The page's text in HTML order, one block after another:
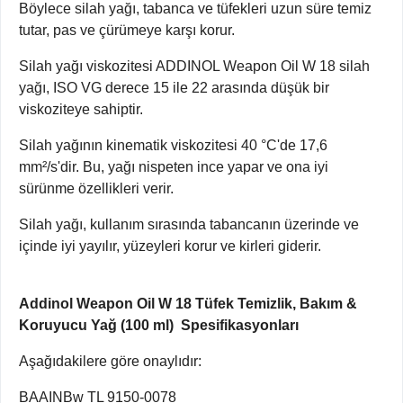
Böylece silah yağı, tabanca ve tüfekleri uzun süre temiz
tutar, pas ve çürümeye karşı korur.
Silah yağı viskozitesi ADDINOL Weapon Oil W 18 silah
yağı, ISO VG derece 15 ile 22 arasında düşük bir
viskoziteye sahiptir.
Silah yağının kinematik viskozitesi 40 °C'de 17,6
mm²/s'dir. Bu, yağı nispeten ince yapar ve ona iyi
sürünme özellikleri verir.
Silah yağı, kullanım sırasında tabancanın üzerinde ve
içinde iyi yayılır, yüzeyleri korur ve kirleri giderir.
Addinol Weapon Oil W 18 Tüfek Temizlik, Bakım &
Koruyucu Yağ (100 ml) Spesifikasyonları
Aşağıdakilere göre onaylıdır:
BAAINBw TL 9150-0078